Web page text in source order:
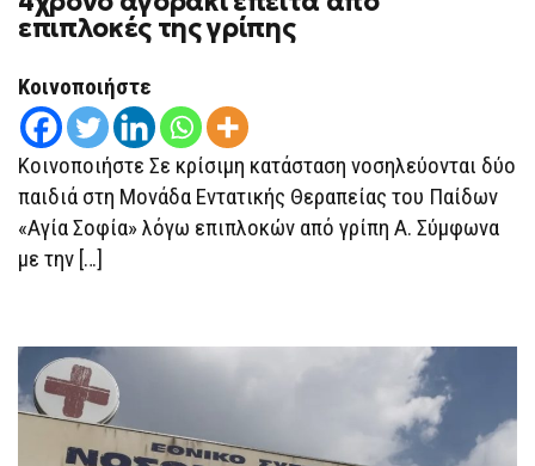
ΤΟΥ
ΠΑΊΔΩΝ
«ΑΓΊΑ
ΤΗΣ
ΓΡΊΠΗΣ
επιπλοκές της γρίπης
Κοινοποιήστε
Κοινοποιήστε Σε κρίσιμη κατάσταση νοσηλεύονται δύο
παιδιά στη Μονάδα Εντατικής Θεραπείας του Παίδων
«Αγία Σοφία» λόγω επιπλοκών από γρίπη Α. Σύμφωνα
με την […]